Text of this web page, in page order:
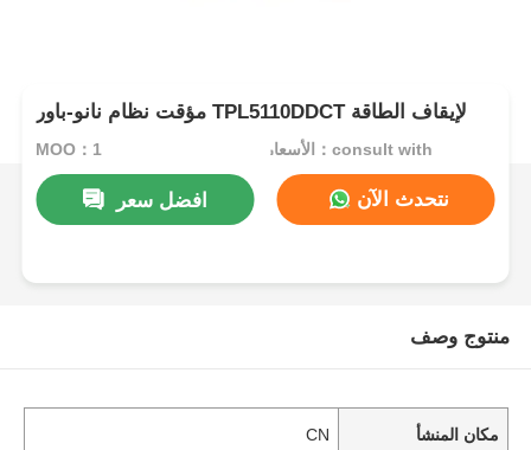
مؤقت نظام نانو-باور TPL5110DDCT لإيقاف الطاقة
MOQ：1 الأسعار：consult with
افضل سعر نتحدث الآن
منتوج وصف
مكان المنشأ CN